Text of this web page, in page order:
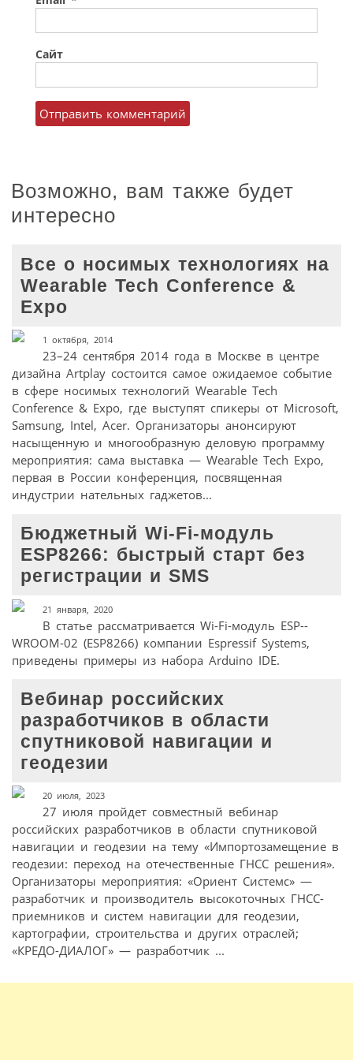
Сайт
Возможно, вам также будет
интересно
Все о носимых технологиях на
Wearable Tech Conference &
Expo
1 октября, 2014
23–24 сентября 2014 года в Москве в центре
дизайна Artplay состоится самое ожидаемое событие
в сфере носимых технологий Wearable Tech
Conference & Expo, где выступят спикеры от Microsoft,
Samsung, Intel, Acer. Организаторы анонсируют
насыщенную и многообразную деловую программу
мероприятия: сама выставка — Wearable Tech Expo,
первая в России конференция, посвященная
индустрии нательных гаджетов...
Бюджетный Wi-­Fi-модуль
ESP8266: быстрый старт без
регистрации и SMS
21 января, 2020
В статье рассматривается Wi­-Fi-модуль ESP-­
WROOM-­02 (ESP8266) компании Espressif Systems,
приведены примеры из набора Arduino IDE.
Вебинар российских
разработчиков в области
спутниковой навигации и
геодезии
20 июля, 2023
27 июля пройдет совместный вебинар
российских разработчиков в области спутниковой
навигации и геодезии на тему «Импортозамещение в
геодезии: переход на отечественные ГНСС решения».
Организаторы мероприятия: «Ориент Системс» —
разработчик и производитель высокоточных ГНСС-
приемников и систем навигации для геодезии,
картографии, строительства и других отраслей;
«КРЕДО-ДИАЛОГ» — разработчик ...